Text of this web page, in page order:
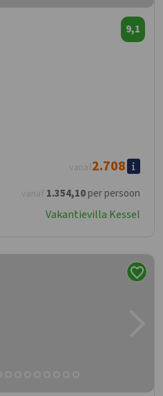
9,1
vanaf 1.354,10per persoon
vanaf2.708
Vakantievilla Kessel